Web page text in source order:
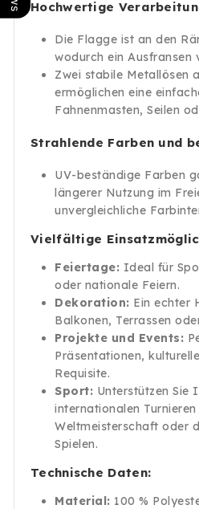
Hochwertige
Die Flagge ist an den
wodurch ein Ausfransen
Zwei stabile Metallösen
ermöglichen eine
Fahnenmasten, Seilen
Strahlende Farben und
UV-beständige Farben
längerer Nutzung im
unvergleichliche
Vielfältige
Feiertage: Ideal für
oder nationale Feiern.
Dekoration: Ein echter
Balkonen, Terrassen
Projekte und Events:
Präsentationen,
Requisite.
Sport: Unterstützen Sie
internationalen
Weltmeisterschaft oder
Spielen.
Technische Daten:
Material: 100 %